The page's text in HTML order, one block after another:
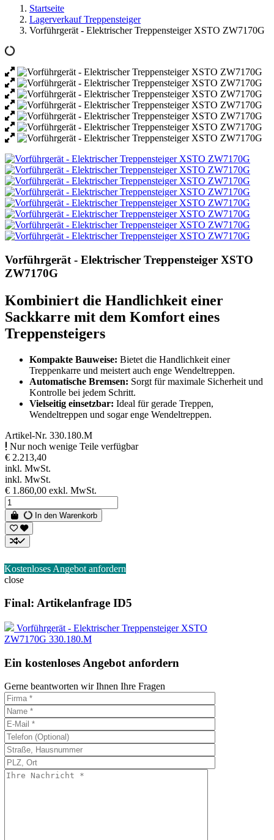
Startseite
Lagerverkauf Treppensteiger
Vorführgerät - Elektrischer Treppensteiger XSTO ZW7170G
Vorführgerät - Elektrischer Treppensteiger XSTO
ZW7170G
Kombiniert die Handlichkeit einer
Sackkarre mit dem Komfort eines
Treppensteigers
Kompakte Bauweise: Bietet die Handlichkeit einer
Treppenkarre und meistert auch enge Wendeltreppen.
Automatische Bremsen: Sorgt für maximale Sicherheit und
Kontrolle bei jedem Schritt.
Vielseitig einsetzbar: Ideal für gerade Treppen,
Wendeltreppen und sogar enge Wendeltreppen.
Artikel-Nr. 330.180.M
Nur noch wenige Teile verfügbar
€ 2.213,40
inkl. MwSt.
inkl. MwSt.
€ 1.860,00 exkl. MwSt.
In den Warenkorb
Kostenloses Angebot anfordern
close
Final: Artikelanfrage ID5
Vorführgerät - Elektrischer Treppensteiger XSTO
ZW7170G 330.180.M
Ein kostenloses Angebot anfordern
Gerne beantworten wir Ihnen Ihre Fragen